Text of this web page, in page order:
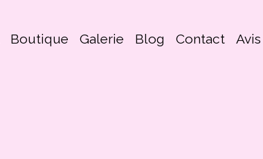
Boutique Galerie Blog Contact Avis